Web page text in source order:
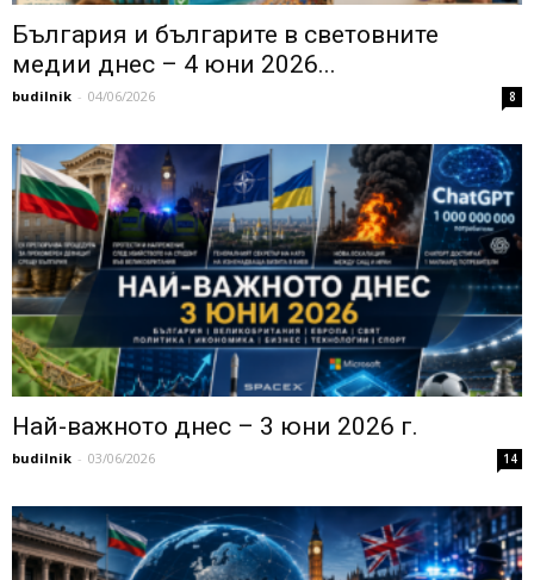
България и българите в световните
медии днес – 4 юни 2026...
budilnik - 04/06/2026 8
Най-важното днес – 3 юни 2026 г.
budilnik - 03/06/2026 14